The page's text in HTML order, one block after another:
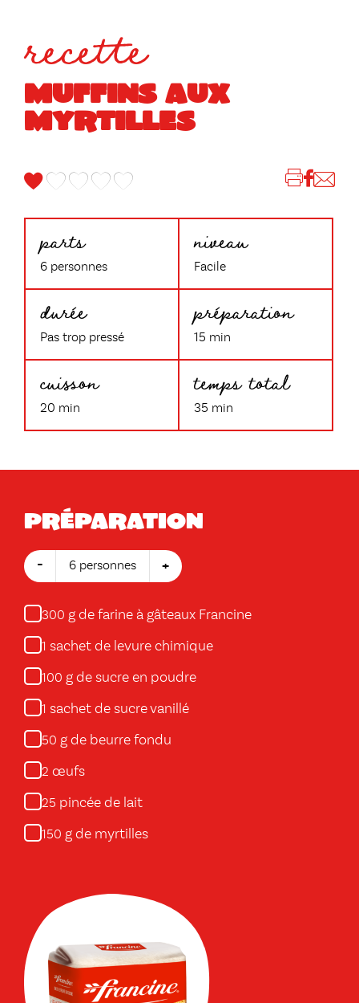
recette
MUFFINS AUX
MYRTILLES
parts
6 personnes
niveau
Facile
durée
Pas trop pressé
préparation
15 min
cuisson
20 min
temps total
35 min
Préparation
- 6 personnes +
300 g de farine à gâteaux Francine
1 sachet de levure chimique
100 g de sucre en poudre
1 sachet de sucre vanillé
50 g de beurre fondu
2 œufs
25 pincée de lait
150 g de myrtilles